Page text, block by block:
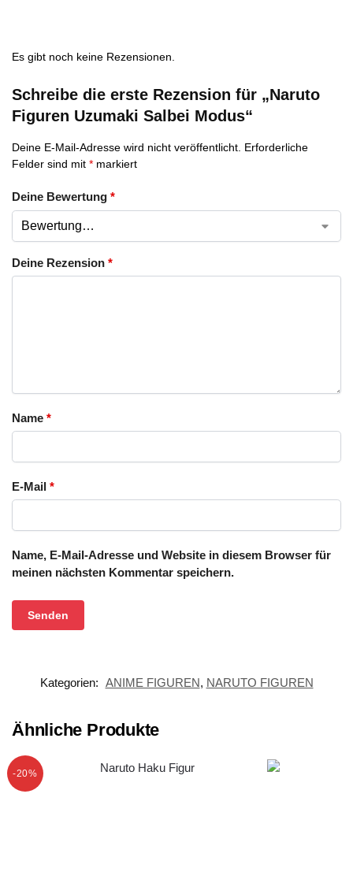
Es gibt noch keine Rezensionen.
Schreibe die erste Rezension für „Naruto
Figuren Uzumaki Salbei Modus“
Deine E-Mail-Adresse wird nicht veröffentlicht. Erforderliche
Felder sind mit * markiert
Deine Bewertung *
Deine Rezension *
Name *
E-Mail *
Name, E-Mail-Adresse und Website in diesem Browser für
meinen nächsten Kommentar speichern.
Kategorien: ANIME FIGUREN, NARUTO FIGUREN
Ähnliche Produkte
-20%